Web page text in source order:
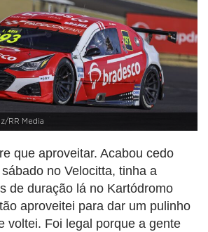
RR Media
que aproveitar. Acabou cedo
no Velocitta, tinha a
de duração lá no Kartódromo
aproveitei para dar um pulinho
voltei. Foi legal porque a gente